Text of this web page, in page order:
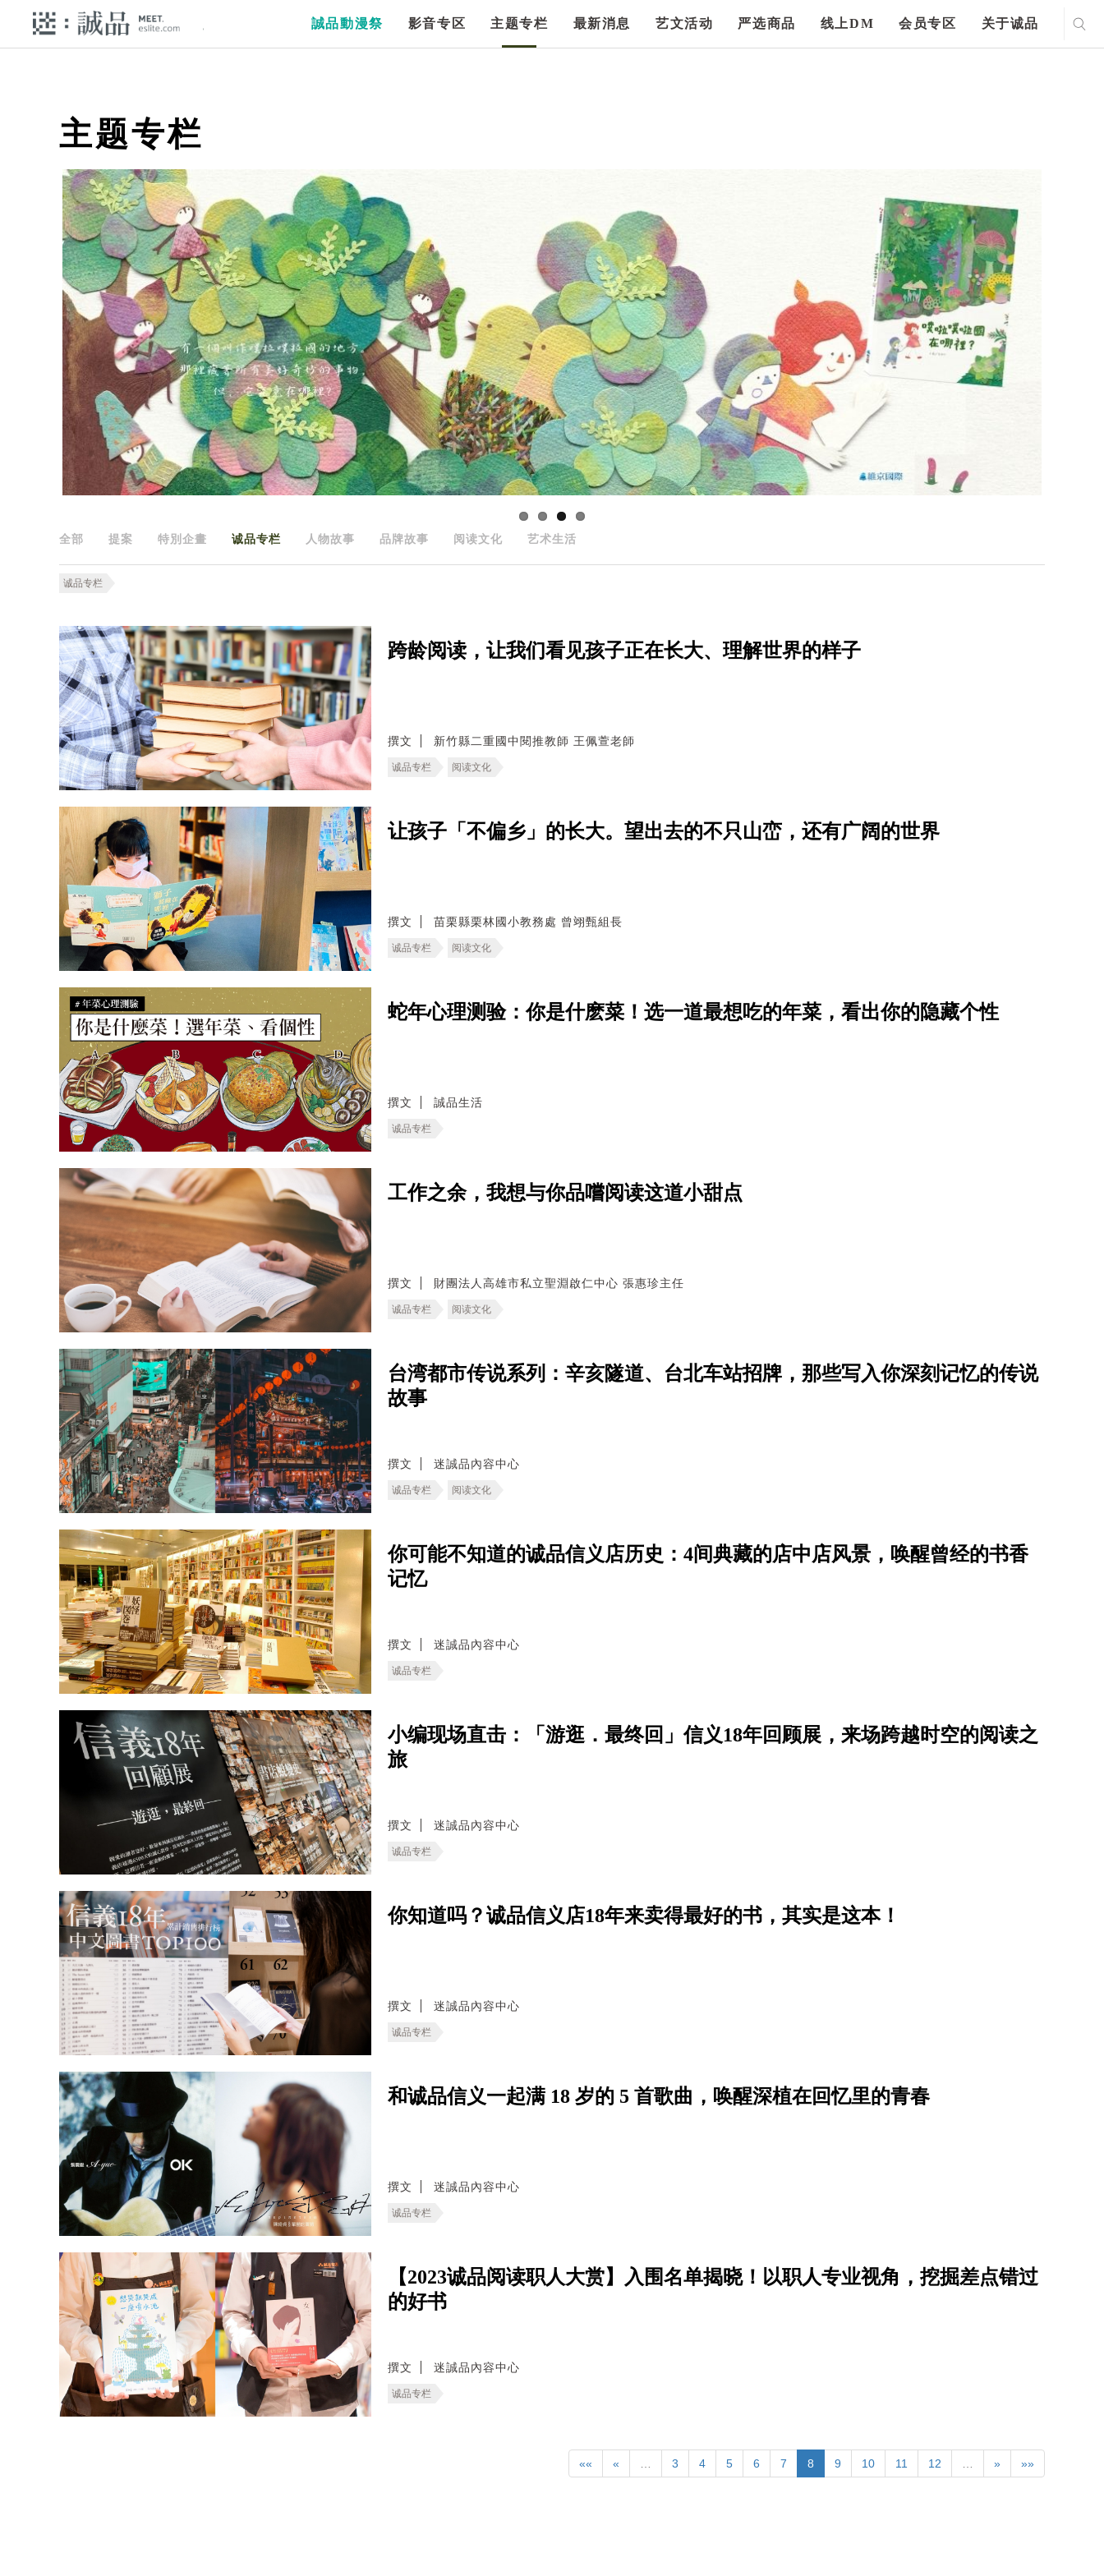
誠品動漫祭 影音专区 主题专栏 最新消息 艺文活动 严选商品 线上DM 会员专区 关于诚品
主题专栏
全部 提案 特別企畫 诚品专栏 人物故事 品牌故事 阅读文化 艺术生活
诚品专栏
跨龄阅读，让我们看见孩子正在长大、理解世界的样子
撰文 新竹縣二重國中閱推教師 王佩萱老師
诚品专栏 阅读文化
让孩子「不偏乡」的长大。望出去的不只山峦，还有广阔的世界
撰文 苗栗縣栗林國小教務處 曾翊甄組長
诚品专栏 阅读文化
蛇年心理测验：你是什麽菜！选一道最想吃的年菜，看出你的隐藏个性
撰文 誠品生活
诚品专栏
工作之余，我想与你品嚐阅读这道小甜点
撰文 財團法人高雄市私立聖淵啟仁中心 張惠珍主任
诚品专栏 阅读文化
台湾都市传说系列：辛亥隧道、台北车站招牌，那些写入你深刻记忆的传说
故事
撰文 迷誠品內容中心
诚品专栏 阅读文化
你可能不知道的诚品信义店历史：4间典藏的店中店风景，唤醒曾经的书香
记忆
撰文 迷誠品內容中心
诚品专栏
小编现场直击：「游逛．最终回」信义18年回顾展，来场跨越时空的阅读之
旅
撰文 迷誠品內容中心
诚品专栏
你知道吗？诚品信义店18年来卖得最好的书，其实是这本！
撰文 迷誠品內容中心
诚品专栏
和诚品信义一起满 18 岁的 5 首歌曲，唤醒深植在回忆里的青春
撰文 迷誠品內容中心
诚品专栏
【2023诚品阅读职人大赏】入围名单揭晓！以职人专业视角，挖掘差点错过
的好书
撰文 迷誠品內容中心
诚品专栏
«« « … 3 4 5 6 7 8 9 10 11 12 … » »»